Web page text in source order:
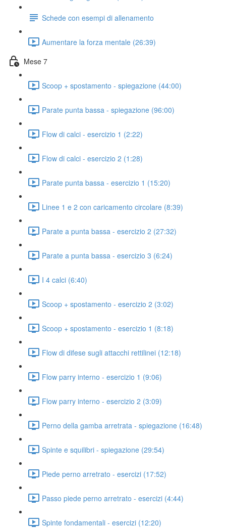
Schede con esempi di allenamento
Aumentare la forza mentale (26:39)
Mese 7
Scoop + spostamento - spiegazione (44:00)
Parate punta bassa - spiegazione (96:00)
Flow di calci - esercizio 1 (2:22)
Flow di calci - esercizio 2 (1:28)
Parate punta bassa - esercizio 1 (15:20)
Linee 1 e 2 con caricamento circolare (8:39)
Parate a punta bassa - esercizio 2 (27:32)
Parate a punta bassa - esercizio 3 (6:24)
I 4 calci (6:40)
Scoop + spostamento - esercizio 2 (3:02)
Scoop + spostamento - esercizio 1 (8:18)
Flow di difese sugli attacchi rettilinei (12:18)
Flow parry interno - esercizio 1 (9:06)
Flow parry interno - esercizio 2 (3:09)
Perno della gamba arretrata - spiegazione (16:48)
Spinte e squilibri - spiegazione (29:54)
Piede perno arretrato - esercizi (17:52)
Passo piede perno arretrato - esercizi (4:44)
Spinte fondamentali - esercizi (12:20)